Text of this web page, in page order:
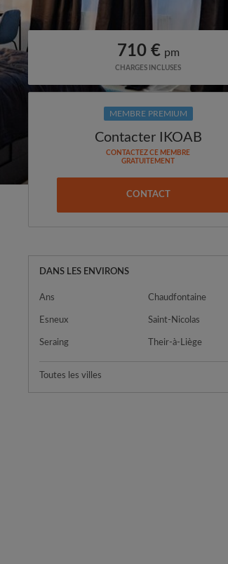
710 € pm
CHARGES INCLUSES
MEMBRE PREMIUM
Contacter IKOAB
CONTACTEZ CE MEMBRE
GRATUITEMENT
CONTACT
DANS LES ENVIRONS
Ans Chaudfontaine
Esneux Saint-Nicolas
Seraing Their-à-Liège
Toutes les villes